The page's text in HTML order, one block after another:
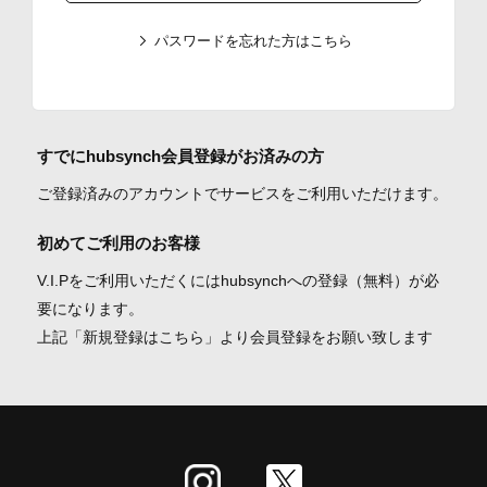
パスワードを忘れた方はこちら
すでにhubsynch会員登録がお済みの方
ご登録済みのアカウントでサービスをご利用いただけます。
初めてご利用のお客様
V.I.Pをご利用いただくにはhubsynchへの登録（無料）が必
要になります。
上記「新規登録はこちら」より会員登録をお願い致します